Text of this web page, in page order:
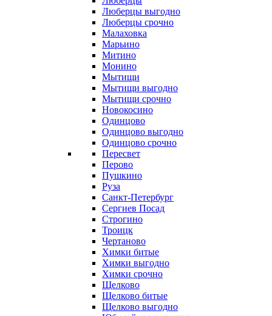
Люберцы выгодно
Люберцы срочно
Малаховка
Марьино
Митино
Монино
Мытищи
Мытищи выгодно
Мытищи срочно
Новокосино
Одинцово
Одинцово выгодно
Одинцово срочно
Пересвет
Перово
Пушкино
Руза
Санкт-Петербург
Сергиев Посад
Строгино
Троицк
Чертаново
Химки битые
Химки выгодно
Химки срочно
Щелково
Щелково битые
Щелково выгодно